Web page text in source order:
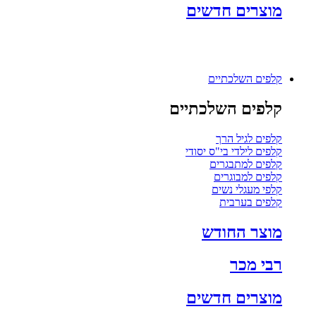
מוצרים חדשים
קלפים השלכתיים
קלפים השלכתיים
קלפים לגיל הרך
קלפים לילדי בי"ס יסודי
קלפים למתבגרים
קלפים למבוגרים
קלפי מעגלי נשים
קלפים בערבית
מוצר החודש
רבי מכר
מוצרים חדשים